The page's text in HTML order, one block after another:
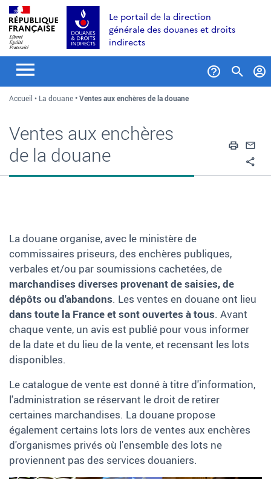
Aller
au
contenu
Aller
recherche
Aller
au
menu
Le portail de la direction
générale des douanes et droits
indirects
Accueil La douane Ventes aux enchères de la douane
Ventes aux enchères
de la douane
La douane organise, avec le ministère de
commissaires priseurs, des enchères publiques,
verbales et/ou par soumissions cachetées, de
marchandises diverses provenant de saisies, de
dépôts ou d'abandons. Les ventes en douane ont lieu
dans toute la France et sont ouvertes à tous. Avant
chaque vente, un avis est publié pour vous informer
de la date et du lieu de la vente, et recensant les lots
disponibles.
Le catalogue de venteest donné à titre d'information,
l'administration se réservant le droit de retirer
certaines marchandises. La douane propose
également certains lots lors de ventes aux enchères
d'organismes privés où l'ensemble des lots ne
proviennent pas des services douaniers.